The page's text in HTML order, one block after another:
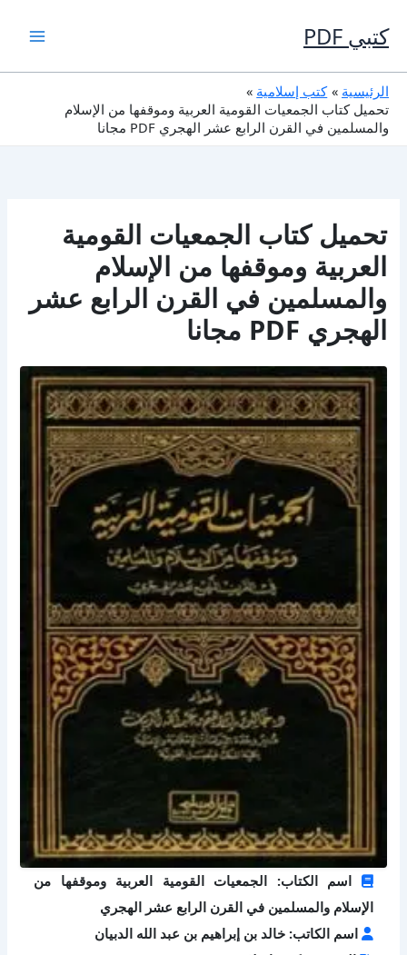
إلى
المحتوى
كتبي PDF
الرئيسية
كتب إسلامية
تحميل كتاب الجمعيات القومية العربية وموقفها من الإسلام
والمسلمين في القرن الرابع عشر الهجري PDF مجانا
تحميل كتاب الجمعيات القومية
العربية وموقفها من الإسلام
والمسلمين في القرن الرابع عشر
الهجري PDF مجانا
اسم الكتاب: الجمعيات القومية العربية وموقفها من
الإسلام والمسلمين في القرن الرابع عشر الهجري
اسم الكاتب: خالد بن إبراهيم بن عبد الله الدبيان